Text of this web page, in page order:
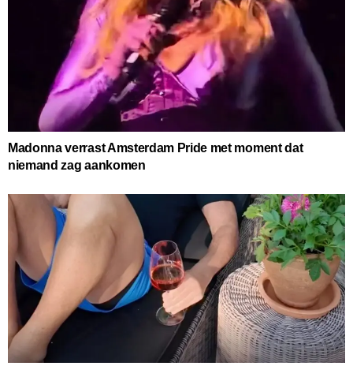
Madonna verrast Amsterdam Pride met moment dat
niemand zag aankomen